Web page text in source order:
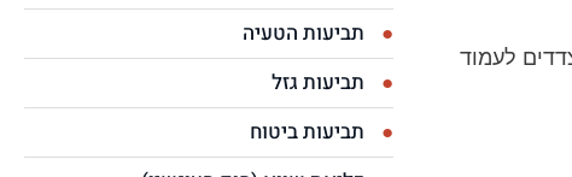
לעמוד
תביעות הטעיה
תביעות גזל
תביעות ביטוח